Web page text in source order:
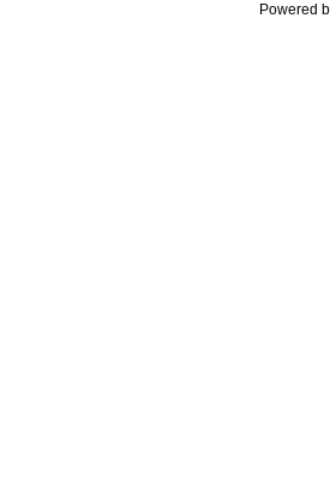
Powered